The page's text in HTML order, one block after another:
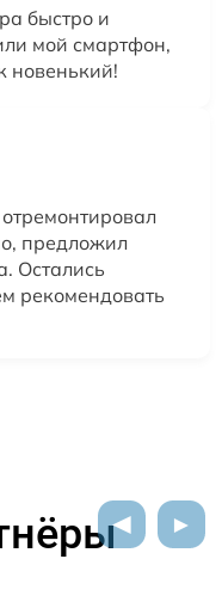
быстро и
мой смартфон,
новенький!
предложил
Остались
рекомендовать